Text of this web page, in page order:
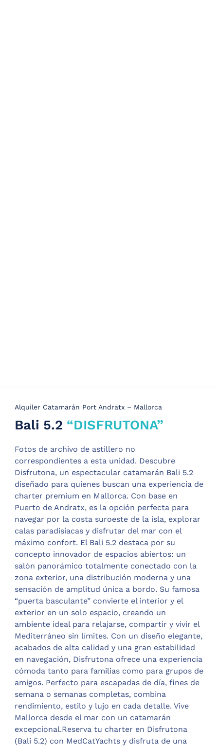
Alquiler Catamarán Port Andratx – Mallorca
Bali 5.2 “DISFRUTONA”
Fotos de archivo de astillero no
correspondientes a esta unidad. Descubre
Disfrutona, un espectacular catamarán Bali 5.2
diseñado para quienes buscan una experiencia de
charter premium en Mallorca. Con base en
Puerto de Andratx, es la opción perfecta para
navegar por la costa suroeste de la isla, explorar
calas paradisíacas y disfrutar del mar con el
máximo confort. El Bali 5.2 destaca por su
concepto innovador de espacios abiertos: un
salón panorámico totalmente conectado con la
zona exterior, una distribución moderna y una
sensación de amplitud única a bordo. Su famosa
“puerta basculante” convierte el interior y el
exterior en un solo espacio, creando un
ambiente ideal para relajarse, compartir y vivir el
Mediterráneo sin límites. Con un diseño elegante,
acabados de alta calidad y una gran estabilidad
en navegación, Disfrutona ofrece una experiencia
cómoda tanto para familias como para grupos de
amigos. Perfecto para escapadas de día, fines de
semana o semanas completas, combina
rendimiento, estilo y lujo en cada detalle. Vive
Mallorca desde el mar con un catamarán
excepcional.Reserva tu charter en Disfrutona
(Bali 5.2) con MedCatYachts y disfruta de una